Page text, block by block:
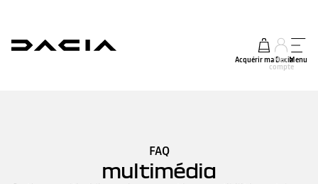
Acquérir ma Dacia
Mon
compte
Menu
FAQ
multimédia